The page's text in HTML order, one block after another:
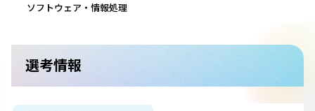
ソフトウェア・情報処理
選考情報